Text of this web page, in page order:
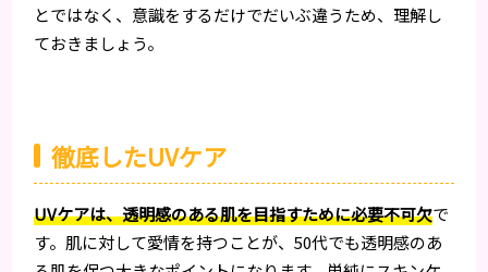
とではなく、意識をするだけでだいぶ違うため、理解し
ておきましょう。
徹底したUVケア
UVケアは、透明感のある肌を目指すために必要不可欠で
す。肌に対して愛情を持つことが、50代でも透明感のあ